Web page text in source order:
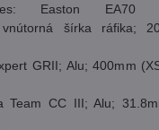
Easton EA70
vnútorná šírka ráfika;
GRII; Alu; 400mm
Team CC III; Alu;